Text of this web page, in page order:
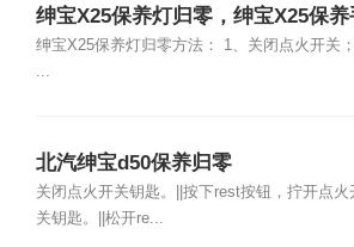
绅宝X25保养灯归零，绅宝X25保养
动复位
绅宝X25保养灯归零方法： 1、关闭点火开关；
...
北汽绅宝d50保养归零
关闭点火开关钥匙。||按下rest按钮，拧开点火
关钥匙。||松开re...